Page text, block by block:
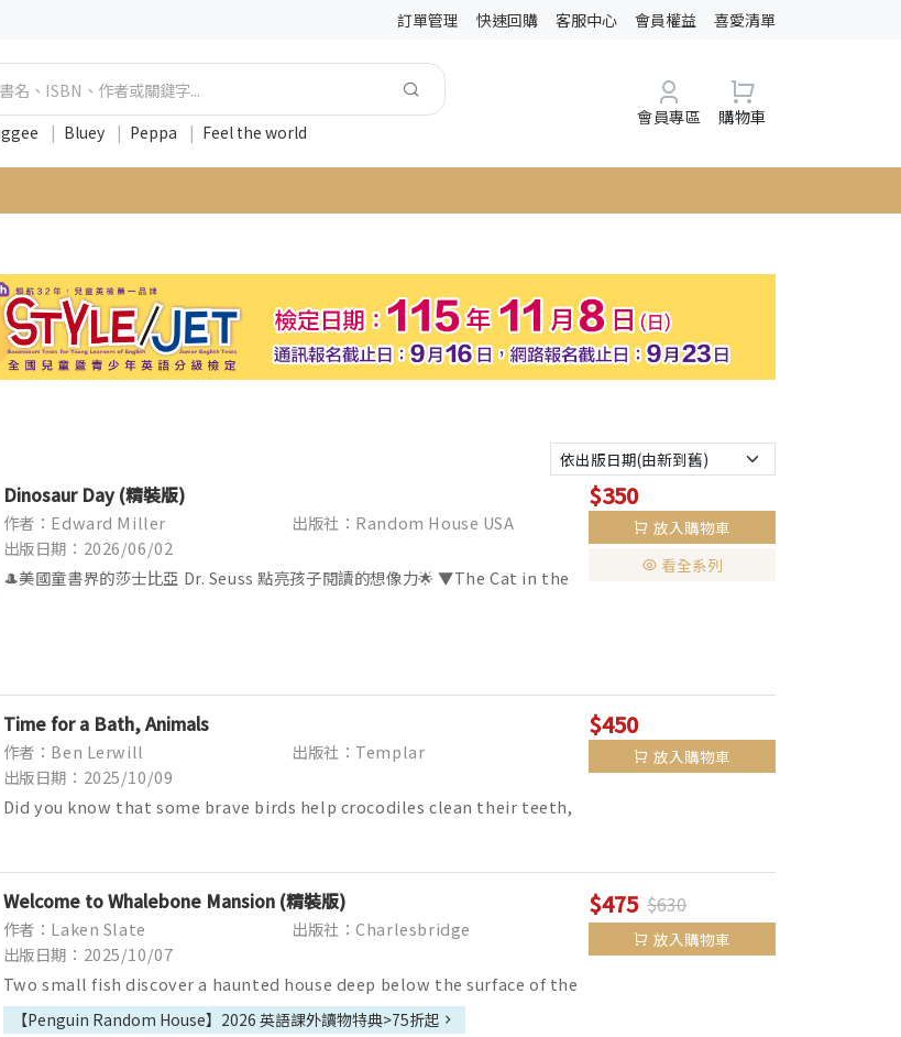
訂單管理 快速回購 客服中心 會員權益 喜愛清單
| Bluey | Peppa | Feel the world
會員專區 購物車
Dinosaur Day (精裝版)
作者：Edward Miller
出版社：Random House USA
出版日期：2026/06/02
🎩美國童書界的莎士比亞 Dr. Seuss 點亮孩子閱讀的想像力🌟 ▼The Cat in the
$350
放入購物車
看全系列
Time for a Bath, Animals
作者：Ben Lerwill
出版社：Templar
出版日期：2025/10/09
Did you know that some brave birds help crocodiles clean their teeth,
$450
放入購物車
Welcome to Whalebone Mansion (精裝版)
作者：Laken Slate
出版社：Charlesbridge
出版日期：2025/10/07
Two small fish discover a haunted house deep below the surface of the
ocean. Are there ghosts inside...
【Penguin Random House】2026 英語課外讀物特典>75折起
$475 $630
放入購物車